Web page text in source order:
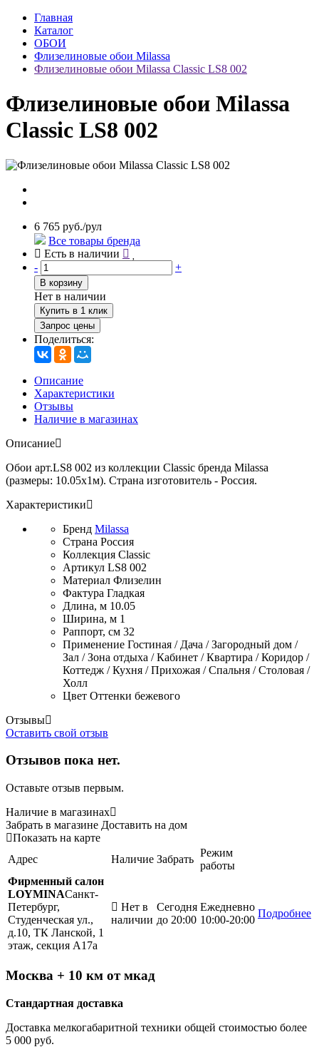
Главная
Каталог
ОБОИ
Флизелиновые обои Milassa
Флизелиновые обои Milassa Classic LS8 002
Флизелиновые обои Milassa
Classic LS8 002
6 765 руб./рул
Все товары бренда
Есть в наличии
-
+
В корзину
Нет в наличии
Купить в 1 клик
Запрос цены
Поделиться:
Описание
Характеристики
Отзывы
Наличие в магазинах
Описание
Обои арт.LS8 002 из коллекции Classic бренда Milassa
(размеры: 10.05х1м). Страна изготовитель - Россия.
Характеристики
Бренд Milassa
Страна Россия
Коллекция Classic
Артикул LS8 002
Материал Флизелин
Фактура Гладкая
Длина, м 10.05
Ширина, м 1
Раппорт, см 32
Применение Гостиная / Дача / Загородный дом /
Зал / Зона отдыха / Кабинет / Квартира / Коридор /
Коттедж / Кухня / Прихожая / Спальня / Столовая /
Холл
Цвет Оттенки бежевого
Отзывы
Оставить свой отзыв
Отзывов пока нет.
Оставьте отзыв первым.
Наличие в магазинах
Забрать в магазине Доставить на дом
Показать на карте
Адрес
Наличие Забрать
Режим
работы
Фирменный салон
LOYMINAСанкт-
Петербург,
Студенческая ул.,
д.10, ТК Ланской, 1
этаж, секция А17а
Нет в
наличии
Сегодня
до 20:00
Ежедневно
10:00-20:00
Подробнее
Москва + 10 км от мкад
Стандартная доставка
Доставка мелкогабаритной техники общей стоимостью более
5 000 руб.